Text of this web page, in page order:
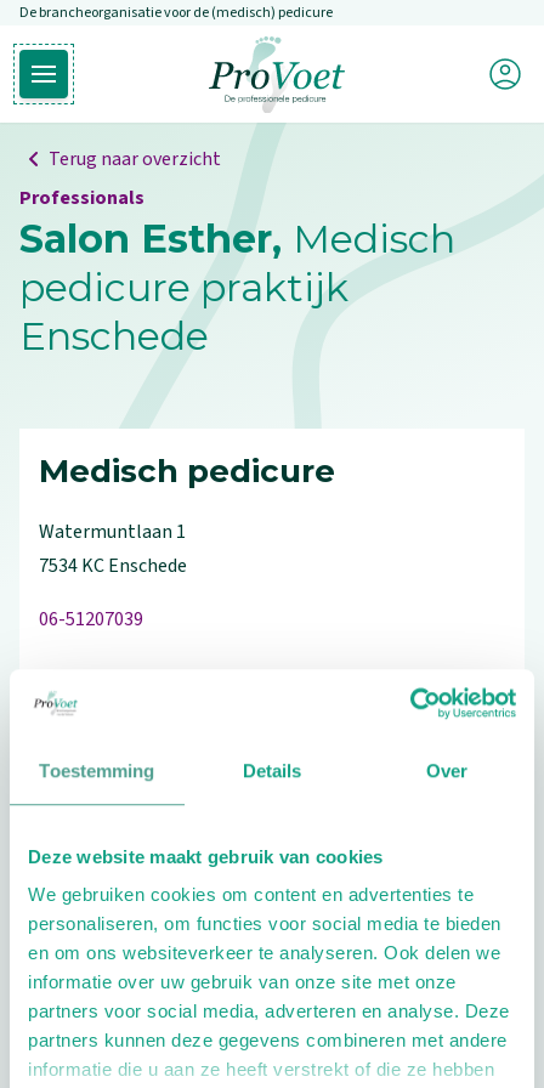
Toestemming Details Over
Deze website maakt gebruik van cookies
We gebruiken cookies om content en advertenties te
personaliseren, om functies voor social media te bieden
en om ons websiteverkeer te analyseren. Ook delen we
informatie over uw gebruik van onze site met onze
partners voor social media, adverteren en analyse. Deze
partners kunnen deze gegevens combineren met andere
informatie die u aan ze heeft verstrekt of die ze hebben
Overslaan en naar de inhoud gaan
De brancheorganisatie voor de (medisch) pedicure
Open hoofdmenu
Ga naar de homepagina
Mijn
Terug naar overzicht
Professionals
Salon Esther, Medisch
pedicure praktijk
Enschede
Medisch pedicure
Watermuntlaan 1
7534 KCEnschede
06-51207039
Schrijf ook een review
Extra opties